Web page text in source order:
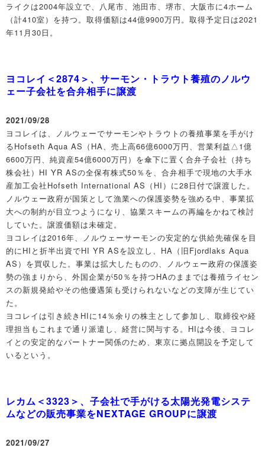
ライクは2004年設立で、八尾市、池田市、堺市、大阪市に4ホーム
（計410室）を持つ。取得価額は44億9900万円。取得予定日は2021
年11月30日。
ヨコレイ＜2874＞、サーモン・トラウト養殖のノルウ
ェー子会社を合弁相手に譲渡
2021/09/28
ヨコレイは、ノルウェーでサーモンやトラウトの養殖事業を手がけ
るHofseth Aqua AS（HA、売上高66億6000万円、営業利益△1億
6600万円、純資産54億6000万円）を傘下に置く合弁子会社（持ち
株会社）HI YR ASの全保有株式50％を、合弁相手で現地の大手水
産加工会社Hofseth International AS（HI）に28日付で譲渡した。
ノルウェー政府が国策として漁業への保護姿勢を強める中、事業拡
大への制約が目立つようになり、協業スキームの再編をかねて検討
していた。譲渡価額は未確定。
ヨコレイは2016年、ノルウェーサーモンの安定的な供給先確保を目
的にHIと折半出資でHI YR ASを設立し、HA（旧Fjordlaks Aqua
AS）を買収した。事業は拡大したものの、ノルウェー政府の保護姿
勢の強まりから、外国企業が50％を持つHAのままでは養殖ライセン
スの新規発給やその他優遇策も受けられないなどの支障が生じてい
た。
ヨコレイは引き続きHIに14％余りの株主として参加し、取締役や経
理担当もこれまで通り派遣し、経営に関与する。HIは今後、ヨコレ
イとの安定的なパートナー関係のため、東京に拠点開設を予定して
いるという。
レカム＜3323＞、子会社で手がける太陽光発電システ
ムなどの販売事業をNEXTAGE GROUPに譲渡
2021/09/27